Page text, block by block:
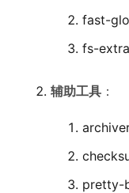
fast-
fs-
辅助工具 ：
pretty-